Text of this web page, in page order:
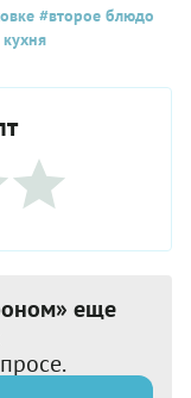
#второе блюдо
еще